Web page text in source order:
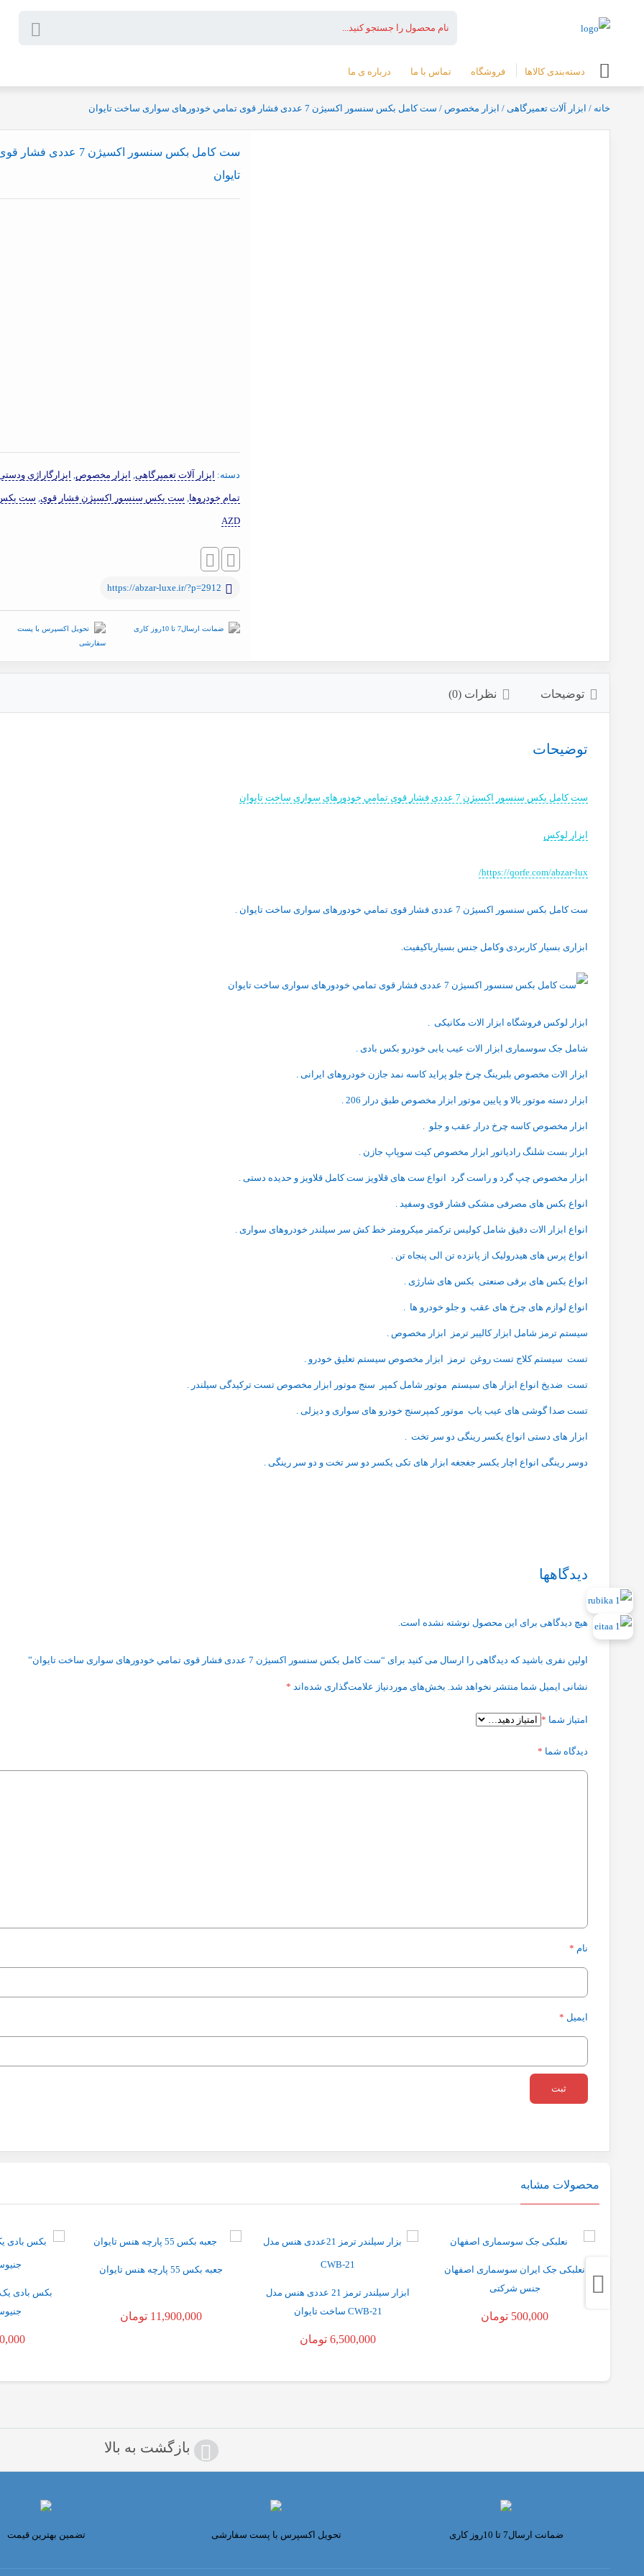
دسته‌بندی کالاها فروشگاه تماس با ما درباره ی ما
خانه / ابزار آلات تعمیرگاهی / ابزار مخصوص / ست کامل بکس سنسور اکسیژن 7 عددی فشار قوی تمامي خودورهای سواری ساخت تایوان
ست کامل بکس سنسور
تایوان
دسته: ابزار آلات تعمیرگاهی, ابزار مخصوص, ابزارگاراژی
تمام خودروها, ست بکس سنسور اکسیژن فشار قوی, ست
AZD
https://abzar-luxe.ir/?p=2912
ضمانت ارسال7 تا 10روز کاری
تحویل اکسپرس با پست
سفارشی
توضیحات نظرات (0)
توضیحات
ست کامل بکس سنسور اکسیژن 7 عددی فشار قوی تمامي خودورهای سواری ساخت تایوان
ابزار لوکس
https://qorfe.com/abzar-lux/
ست کامل بکس سنسور اکسیژن 7 عددی فشار قوی تمامي خودورهای سواری ساخت تایوان .
ابزاری بسیار کاربردی وکامل جنس بسیارباکیفیت.
ابزار لوکس فروشگاه ابزار الات مکانیکی .
شامل جک سوسماری ابزار الات عیب یابی خودرو بکس بادی .
ابزار الات مخصوص بلبرینگ چرخ جلو پراید کاسه نمد جازن خودروهای ایرانی .
ابزار دسته موتور بالا و پایین موتور ابزار مخصوص طبق درار 206 .
ابزار مخصوص کاسه چرخ درار عقب و جلو .
ابزار بست شلنگ رادیاتور ابزار مخصوص کیت سوپاپ جازن .
ابزار مخصوص چپ گرد و راست گرد انواع ست های قلاویز ست کامل قلاویز و حدیده دستی .
انواع بکس های مصرفی مشکی فشار قوی وسفید .
انواع ابزار الات دقیق شامل کولیس ترکمتر میکرومتر خط کش سر سیلندر خودروهای سواری .
انواع پرس های هیدرولیک از پانزده تن الی پنجاه تن .
انواع بکس های برقی صنعتی بکس های شارژی .
انواع لوازم های چرخ های عقب و جلو خودرو ها .
سیستم ترمز شامل ابزار کالیبر ترمز ابزار مخصوص .
تست سیستم کلاج تست روغن ترمز ابزار مخصوص سیستم تعلیق خودرو .
تست ضدیخ انواع ابزار های سیستم موتور شامل کمپر سنج موتور ابزار مخصوص تست ترکیدگی سیلندر .
تست صدا گوشی های عیب یاب موتور کمپرسنج خودرو های سواری و دیزلی .
ابزار های دستی انواع یکسر رینگی دو سر تخت .
دوسر رینگی انواع اچار یکسر جغجغه ابزار های تکی یکسر دو سر تخت و دو سر رینگی .
دیدگاهها
هیچ دیدگاهی برای این محصول نوشته نشده است.
اولین نفری باشید که دیدگاهی را ارسال می کنید برای “ست کامل بکس سنسور اکسیژن 7 عددی فشار قوی تمامي خودورهای سواری ساخت تایوان”
نشانی ایمیل شما منتشر نخواهد شد. بخش‌های موردنیاز علامت‌گذاری شده‌اند *
امتیاز شما *
دیدگاه شما *
نام *
ایمیل *
محصولات مشابه
بکس بادی
جنیوس
جعبه بکس 55 پارچه هنس تایوان
11,900,000 تومان
ابزار سیلندر ترمز 21 عددی هنس مدل
CWB-21 ساخت تایوان
6,500,000 تومان
نعلبکی جک ایران سوسماری اصفهان
جنس شرکتی
500,000 تومان
بازگشت به بالا
ضمانت ارسال7 تا 10روز کاری تحویل اکسپرس با پست سفارشی تضمین بهترین قیمت